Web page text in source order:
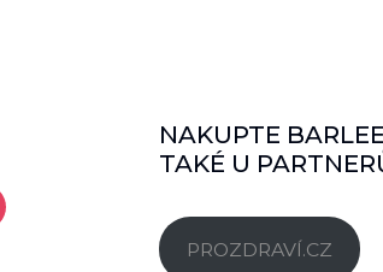
NAKUPTE
TAKÉ U
PROZDRAVÍ.CZ